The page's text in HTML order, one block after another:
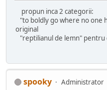
propun inca 2 categorii:
"to boldly go where no one
original
"reptilianul de lemn" pentru
spooky
Administrator